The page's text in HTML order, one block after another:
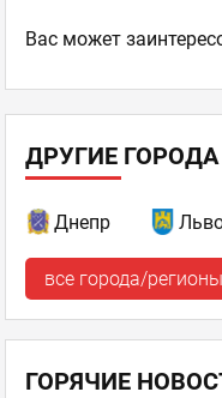
Ваc может
ДРУГИЕ ГОРОДА
Днепр
все города/регионы
ГОРЯЧИЕ